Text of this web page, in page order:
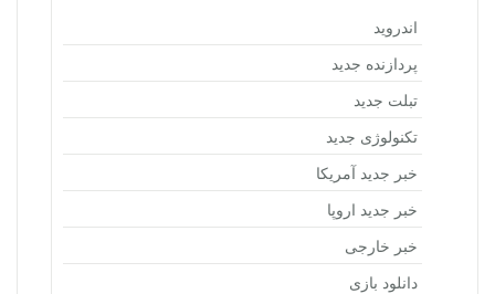
اندروید
پردازنده جدید
تبلت جدید
تکنولوژی جدید
خبر جدید آمریکا
خبر جدید اروپا
خبر خارجی
دانلود بازی